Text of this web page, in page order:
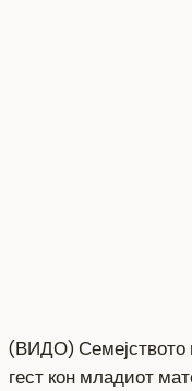
(ВИДО) Семејството
гест кон младиот